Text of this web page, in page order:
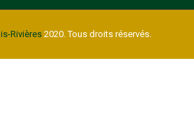
Rivières2020. Tous droits réservés.